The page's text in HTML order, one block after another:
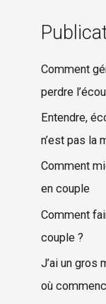
Comment
perdre
Entendre,
n’est pas la
Comment
en couple
Comment
couple ?
J’ai un gros
où